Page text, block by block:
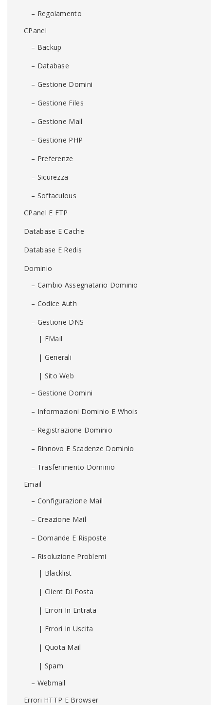
– Regolamento
CPanel
– Backup
– Database
– Gestione Domini
– Gestione Files
– Gestione Mail
– Gestione PHP
– Preferenze
– Sicurezza
– Softaculous
CPanel E FTP
Database E Cache
Database E Redis
Dominio
– Cambio Assegnatario Dominio
– Codice Auth
– Gestione DNS
| EMail
| Generali
| Sito Web
– Gestione Domini
– Informazioni Dominio E Whois
– Registrazione Dominio
– Rinnovo E Scadenze Dominio
– Trasferimento Dominio
Email
– Configurazione Mail
– Creazione Mail
– Domande E Risposte
– Risoluzione Problemi
| Blacklist
| Client Di Posta
| Errori In Entrata
| Errori In Uscita
| Quota Mail
| Spam
– Webmail
Errori HTTP E Browser